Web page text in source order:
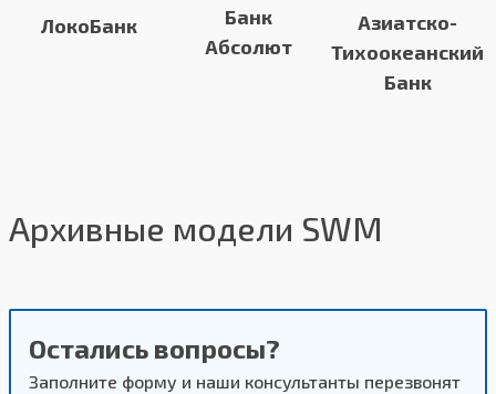
ЛокоБанк
Банк
Абсолют
Азиатско-
Тихоокеанский
Банк
Архивные модели SWM
Остались вопросы?
Заполните форму и наши консультанты перезвонят